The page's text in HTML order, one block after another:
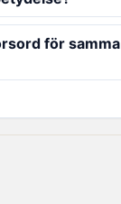
för samma